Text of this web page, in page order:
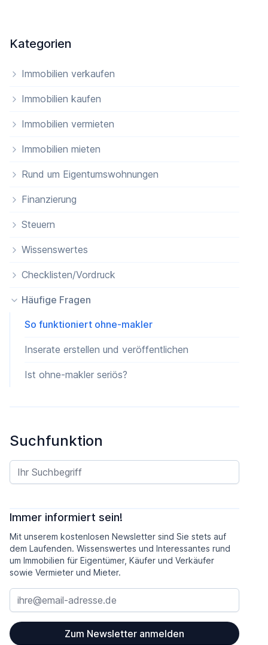
Kategorien
Immobilien verkaufen
Immobilien kaufen
Immobilien vermieten
Immobilien mieten
Rund um Eigentumswohnungen
Finanzierung
Steuern
Wissenswertes
Checklisten/Vordruck
Häufige Fragen
So funktioniert ohne-makler
Inserate erstellen und veröffentlichen
Ist ohne-makler seriös?
Suchfunktion
Immer informiert sein!
Mit unserem kostenlosen Newsletter sind Sie stets auf
dem Laufenden. Wissenswertes und Interessantes rund
um Immobilien für Eigentümer, Käufer und Verkäufer
sowie Vermieter und Mieter.
Zum Newsletter anmelden